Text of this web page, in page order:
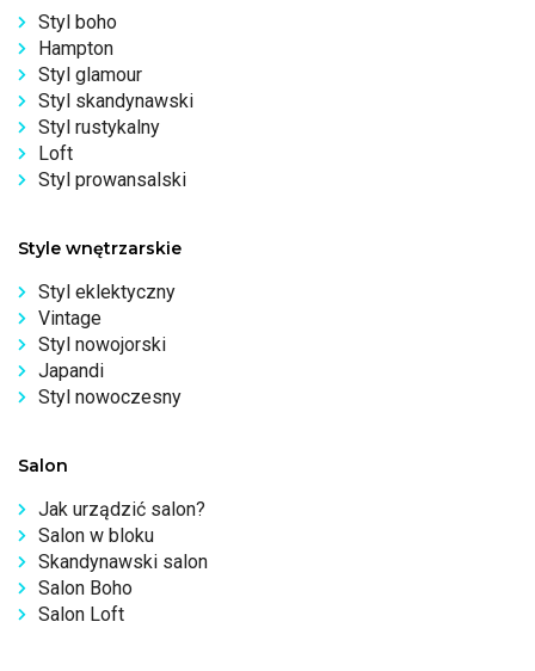
Styl boho
Hampton
Styl glamour
Styl skandynawski
Styl rustykalny
Loft
Styl prowansalski
Style wnętrzarskie
Styl eklektyczny
Vintage
Styl nowojorski
Japandi
Styl nowoczesny
Salon
Jak urządzić salon?
Salon w bloku
Skandynawski salon
Salon Boho
Salon Loft